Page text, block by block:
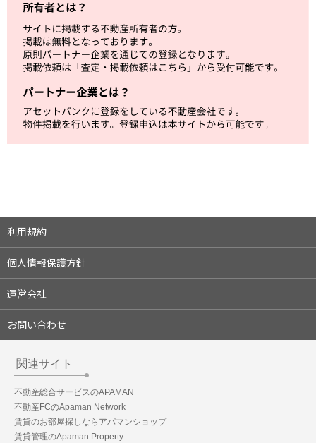
利用規約
個人情報保護方針
運営会社
お問い合わせ
関連サイト
不動産総合サービスのAPAMAN
不動産FCのApaman Network
賃貸のお部屋探しならアパマンショップ
賃貸管理のApaman Property